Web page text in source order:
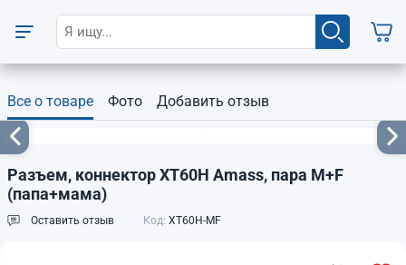
Все о товаре Фото Добавить отзыв
Разъем, коннектор XT60H Amass, пара M+F
(папа+мама)
Оставить отзыв Код: XT60H-MF